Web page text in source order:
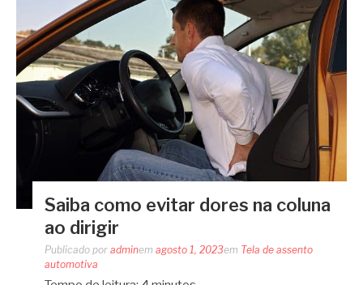
Saiba como evitar dores na coluna
ao dirigir
Publicado por adminem agosto 1, 2023em Tela de assento
automotiva